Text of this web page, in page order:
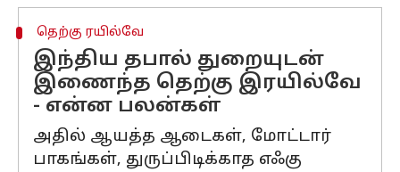
தெற்கு ரயில்வே
இந்திய தபால் துறையுடன்
இணைந்த தெற்கு இரயில்வே
- என்ன பலன்கள்
அதில் ஆயத்த ஆடைகள், மோட்டார்
பாகங்கள், துருப்பிடிக்காத எஃகு